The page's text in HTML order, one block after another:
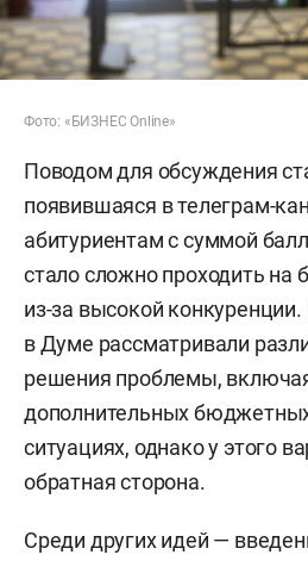
Фото: «БИЗНЕС Online»
Поводом для обсуждения
появившаяся в телеграм-
абитуриентам с суммой
стало сложно проходить
из-за высокой
в Думе рассматривали
решения проблемы,
дополнительных
ситуациях, однако у этого
обратная сторона.
Среди других идей —